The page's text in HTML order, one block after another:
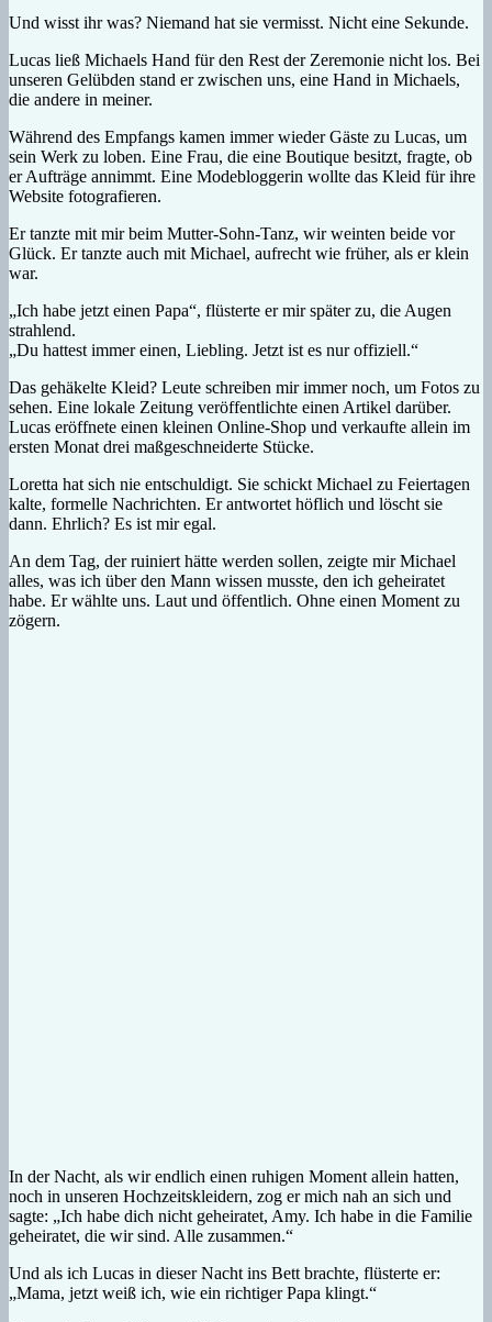
Und wisst ihr was? Niemand hat sie vermisst. Nicht eine Sekunde.
Lucas ließ Michaels Hand für den Rest der Zeremonie nicht los. Bei
unseren Gelübden stand er zwischen uns, eine Hand in Michaels,
die andere in meiner.
Während des Empfangs kamen immer wieder Gäste zu Lucas, um
sein Werk zu loben. Eine Frau, die eine Boutique besitzt, fragte, ob
er Aufträge annimmt. Eine Modebloggerin wollte das Kleid für ihre
Website fotografieren.
Er tanzte mit mir beim Mutter-Sohn-Tanz, wir weinten beide vor
Glück. Er tanzte auch mit Michael, aufrecht wie früher, als er klein
war.
„Ich habe jetzt einen Papa“, flüsterte er mir später zu, die Augen
strahlend.
„Du hattest immer einen, Liebling. Jetzt ist es nur offiziell.“
Das gehäkelte Kleid? Leute schreiben mir immer noch, um Fotos zu
sehen. Eine lokale Zeitung veröffentlichte einen Artikel darüber.
Lucas eröffnete einen kleinen Online-Shop und verkaufte allein im
ersten Monat drei maßgeschneiderte Stücke.
Loretta hat sich nie entschuldigt. Sie schickt Michael zu Feiertagen
kalte, formelle Nachrichten. Er antwortet höflich und löscht sie
dann. Ehrlich? Es ist mir egal.
An dem Tag, der ruiniert hätte werden sollen, zeigte mir Michael
alles, was ich über den Mann wissen musste, den ich geheiratet
habe. Er wählte uns. Laut und öffentlich. Ohne einen Moment zu
zögern.
In der Nacht, als wir endlich einen ruhigen Moment allein hatten,
noch in unseren Hochzeitskleidern, zog er mich nah an sich und
sagte: „Ich habe dich nicht geheiratet, Amy. Ich habe in die Familie
geheiratet, die wir sind. Alle zusammen.“
Und als ich Lucas in dieser Nacht ins Bett brachte, flüsterte er:
„Mama, jetzt weiß ich, wie ein richtiger Papa klingt.“